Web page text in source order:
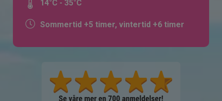
14°C - 35°C
Sommertid +5 timer, vintertid +6 timer